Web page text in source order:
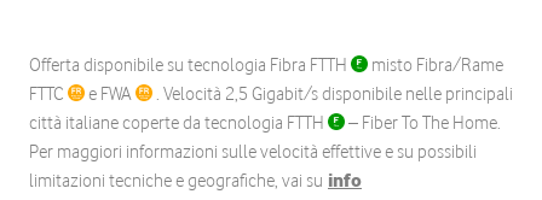
Offerta disponibile su tecnologia Fibra FTTH
misto Fibra/Rame
FTTC
e FWA
. Velocità 2,5 Gigabit/s disponibile nelle principali
città italiane coperte da tecnologia FTTH
– Fiber To The Home.
Per maggiori informazioni sulle velocità effettive e su possibili
limitazioni tecniche e geografiche, vai su info